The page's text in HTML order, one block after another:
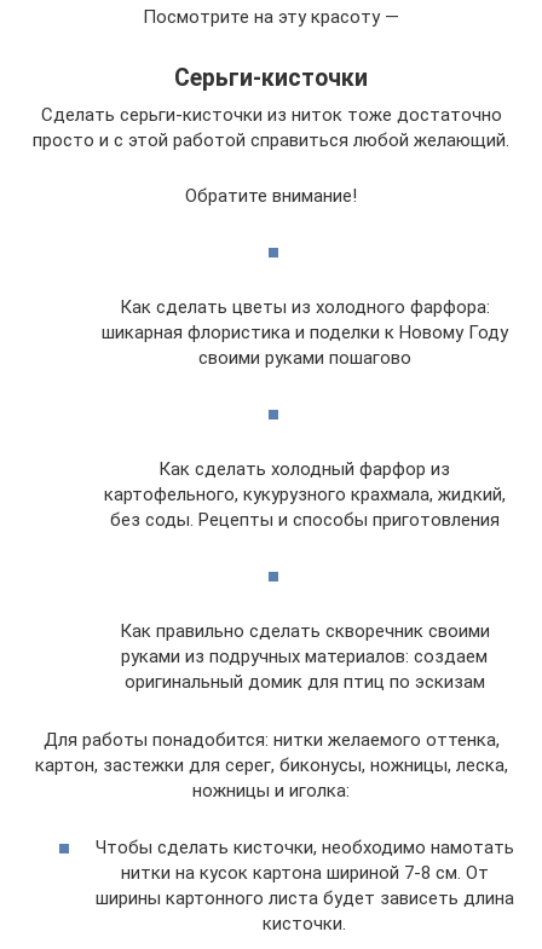
Посмотрите на эту красоту —
Серьги-кисточки
Сделать серьги-кисточки из ниток тоже достаточно
просто и с этой работой справиться любой желающий.
Обратите внимание!
Как сделать цветы из холодного фарфора:
шикарная флористика и поделки к Новому Году
своими руками пошагово
Как сделать холодный фарфор из
картофельного, кукурузного крахмала, жидкий,
без соды. Рецепты и способы приготовления
Как правильно сделать скворечник своими
руками из подручных материалов: создаем
оригинальный домик для птиц по эскизам
Для работы понадобится: нитки желаемого оттенка,
картон, застежки для серег, биконусы, ножницы, леска,
ножницы и иголка:
Чтобы сделать кисточки, необходимо намотать
нитки на кусок картона шириной 7-8 см. От
ширины картонного листа будет зависеть длина
кисточки.